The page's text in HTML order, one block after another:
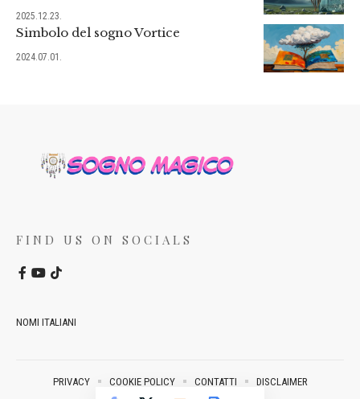
2025.12.23.
Simbolo del sogno Vortice
2024.07.01.
FIND US ON SOCIALS
NOMI ITALIANI
PRIVACY COOKIE POLICY CONTATTI DISCLAIMER